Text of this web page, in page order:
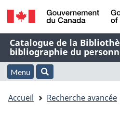
au
à
«
de
à
la
/
Government
of
Canada
Nom
de
l'application
Web
Catalogue de la
bibliographie du
Menu
et
Menu
Vous
Accueil Recherche avancée